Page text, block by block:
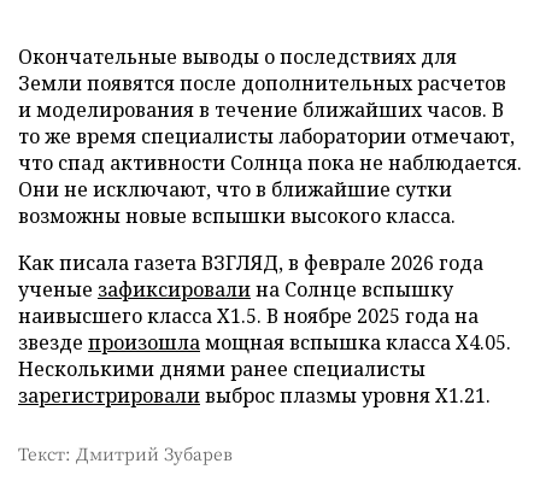
Окончательные выводы о последствиях для
Земли появятся после дополнительных расчетов
и моделирования в течение ближайших часов. В
то же время специалисты лаборатории отмечают,
что спад активности Солнца пока не наблюдается.
Они не исключают, что в ближайшие сутки
возможны новые вспышки высокого класса.
Как писала газета ВЗГЛЯД, в феврале 2026 года
ученые зафиксировалина Солнце вспышку
наивысшего класса X1.5. В ноябре 2025 года на
звезде произошламощная вспышка класса X4.05.
Несколькими днями ранее специалисты
зарегистрироваливыброс плазмы уровня X1.21.
Текст: Дмитрий Зубарев